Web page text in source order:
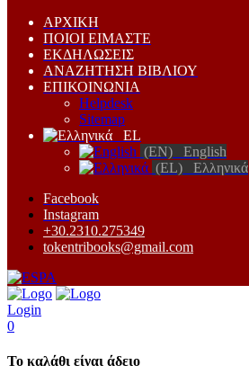
ΑΡΧΙΚΗ
ΠΟΙΟΙ ΕΙΜΑΣΤΕ
ΕΚΔΗΛΩΣΕΙΣ
ΑΝΑΖΗΤΗΣΗ ΒΙΒΛΙΟΥ
ΕΠΙΚΟΙΝΩΝΙΑ
Helpdesk
Sitemap
EL
(EN) English
(EL) Ελληνικά
Facebook
Instagram
+30.2310.275349
tokentribooks@gmail.com
Login
0
Το καλάθι είναι άδειο